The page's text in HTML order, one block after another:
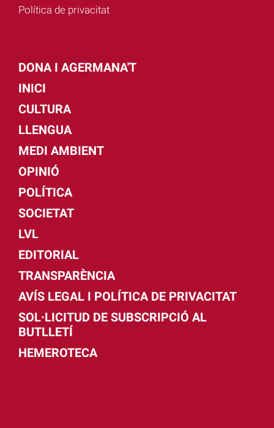
Política de privacitat
DONA I AGERMANA'T
INICI
CULTURA
LLENGUA
MEDI AMBIENT
OPINIÓ
POLÍTICA
SOCIETAT
LVL
EDITORIAL
TRANSPARÈNCIA
AVÍS LEGAL I POLÍTICA DE PRIVACITAT
SOL·LICITUD DE SUBSCRIPCIÓ AL
BUTLLETÍ
HEMEROTECA